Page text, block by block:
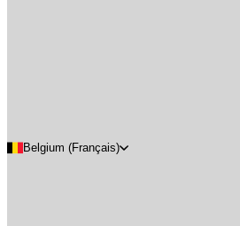
Belgium (Français)